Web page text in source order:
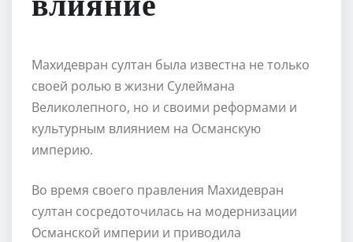
Махидевран султан была известна не только
своей ролью в жизни Сулеймана
Великолепного, но и своими реформами и
культурным влиянием на Османскую
империю.
Во время своего правления Махидевран
султан сосредоточилась на модернизации
Османской империи и приводила